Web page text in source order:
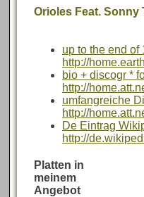
Orioles Feat. Sonny
up to the end of
http://
bio + discogr *
http://
umfangreiche
http://
De Eintrag
http://
Platten in
meinem
Angebot